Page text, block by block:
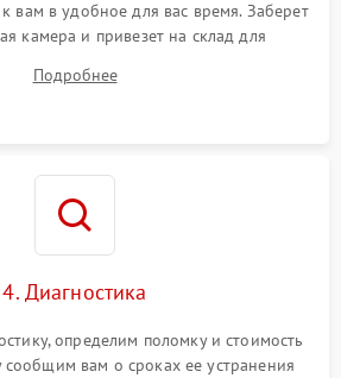
вам в удобное для вас время. Заберет
камера и привезет на склад для
Подробнее
4. Диагностика
определим поломку и стоимость
сообщим вам о сроках ее устранения